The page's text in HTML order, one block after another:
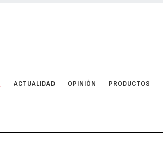
ACTUALIDAD OPINIÓN PRODUCTOS